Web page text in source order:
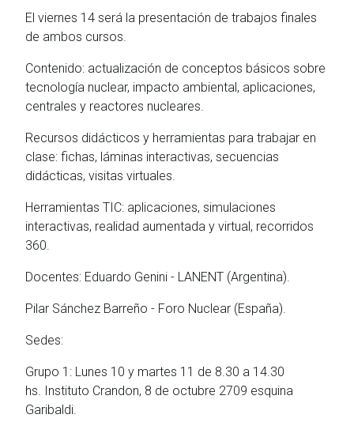
El viernes 14 será la presentación de trabajos finales
de ambos cursos.
Contenido: actualización de conceptos básicos sobre
tecnología nuclear, impacto ambiental, aplicaciones,
centrales y reactores nucleares.
Recursos didácticos y herramientas para trabajar en
clase: fichas, láminas interactivas, secuencias
didácticas, visitas virtuales.
Herramientas TIC: aplicaciones, simulaciones
interactivas, realidad aumentada y virtual, recorridos
360.
Docentes: Eduardo Genini - LANENT (Argentina).
Pilar Sánchez Barreño - Foro Nuclear (España).
Sedes:
Grupo 1: Lunes 10 y martes 11 de 8.30 a 14.30
hs. Instituto Crandon, 8 de octubre 2709 esquina
Garibaldi.